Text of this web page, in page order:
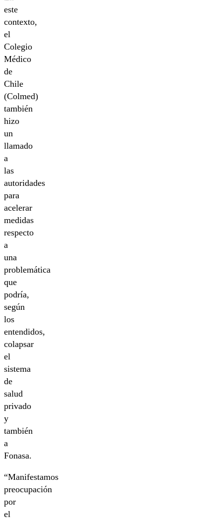
este
contexto,
el
Colegio
Médico
de
Chile
(Colmed)
también
hizo
un
llamado
a
las
autoridades
para
acelerar
medidas
respecto
a
una
problemática
que
podría,
según
los
entendidos,
colapsar
el
sistema
de
salud
privado
y
también
a
Fonasa.
“Manifestamos
preocupación
por
el